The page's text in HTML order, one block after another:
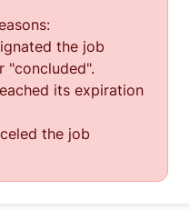
the job
"concluded".
its expiration
the job